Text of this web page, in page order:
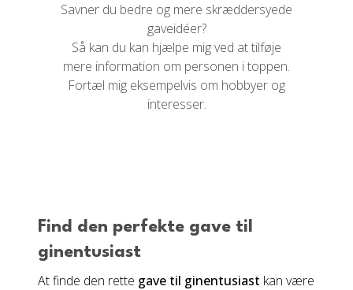
Savner du bedre og mere skræddersyede
gaveidéer?
Så kan du kan hjælpe mig ved at tilføje
mere information om personen i toppen.
Fortæl mig eksempelvis om hobbyer og
interesser.
Find den perfekte gave til
ginentusiast
At finde den rette gave til ginentusiast kan være